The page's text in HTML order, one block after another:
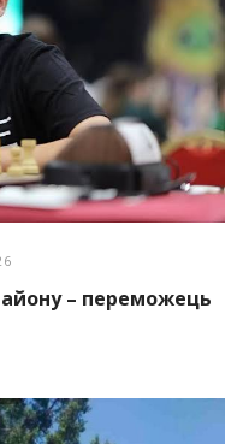
– переможець